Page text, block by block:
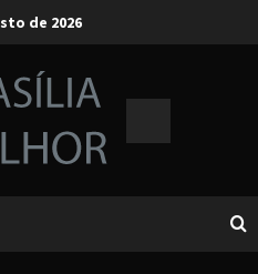
de 2026